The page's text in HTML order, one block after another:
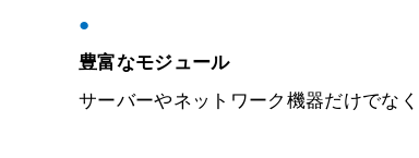
●
豊富なモジュール
サーバーやネットワーク機器だけでな